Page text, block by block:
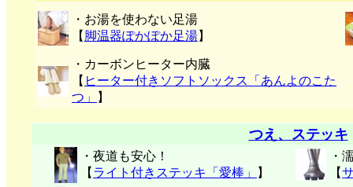
・お湯を使わない足湯
【 脚温器ぽかぽか足湯】
・カーボンヒーター内臓
【 ヒーター付きソフトソックス「あんよのこた
つ」
】
つえ、ステッキ
・夜道も安心！
【 ライト付きステッキ「愛棒」 】
・
【